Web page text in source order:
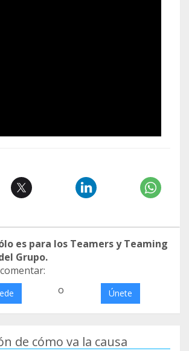
es para los Teamers y Teaming
Grupo.
o Únete
de cómo va la causa